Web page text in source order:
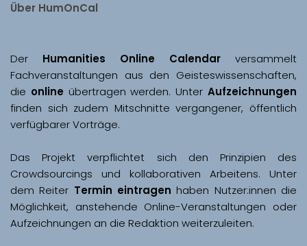
Über HumOnCal
Der Humanities Online Calendar versammelt
Fachveranstaltungen aus den Geisteswissenschaften,
die online übertragen werden. Unter Aufzeichnungen
finden sich zudem Mitschnitte vergangener, öffentlich
Das Projekt verpflichtet sich den Prinzipien des
Crowdsourcings und kollaborativen Arbeitens. Unter
dem Reiter Termin eintragen haben Nutzer:innen die
Möglichkeit, anstehende Online-Veranstaltungen oder
Aufzeichnungen an die Redaktion weiterzuleiten.